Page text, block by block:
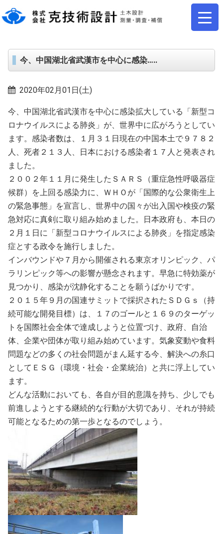
今、中国湖北省武漢市を中心に感染…..
2020年02月01日(土)
今、中国湖北省武漢市を中心に感染拡大している「新型コ
ロナウイルスによる肺炎」が、世界中に広がろうとしてい
ます。感染者数は、１月３１日現在の中国本土で９７８２
人、死者２１３人、日本における感染者１７人と発表され
ました。
２００２年１１月に発生したＳＡＲＳ（重症急性呼吸器症
候群）を上回る感染力に、ＷＨＯが「国際的な公衆衛生上
の緊急事態」を宣言し、世界中の国々が出入国や検疫の緊
急対応に真剣に取り組み始めました。日本政府も、本日の
２月１日に「新型コロナウイルスによる肺炎」を指定感染
症とする政令を施行しました。
インバウンドや７月から開催される東京オリンピック、パ
ラリンピック等への影響が懸念されます。早急に特効薬が
見つかり、感染が沈静化することを願うばかりです。
２０１５年９月の国連サミットで採択されたＳＤＧｓ（持
続可能な開発目標）は、１７のゴールと１６９のターゲッ
トを国際社会全体で達成しようと位置づけ、政府、自治
体、企業や団体が取り組み始めています。気象変動や食料
問題などの多くの社会問題がまん延する今、解決への糸口
としてＥＳＧ（環境・社会・企業統治）と共に浮上してい
ます。
どんな活動においても、各自が目的意識を持ち、少しでも
前進しようとする継続的な行動が大切であり、それが持続
可能となるための第一歩となるのでしょう。